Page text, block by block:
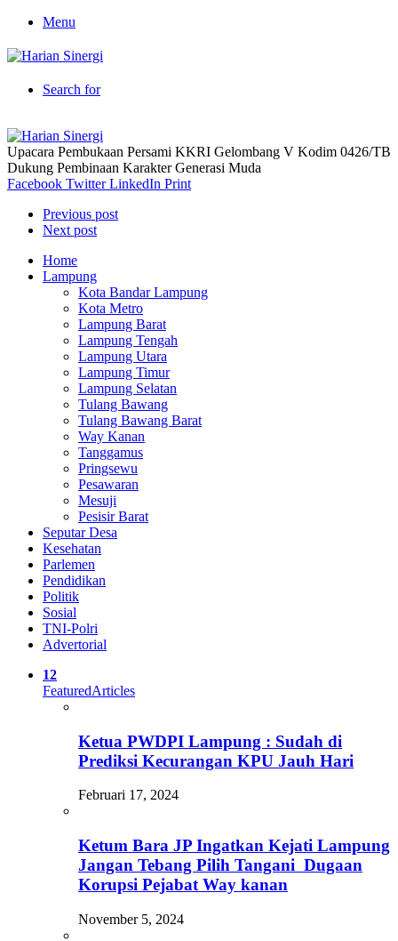
Menu
Search for
Upacara Pembukaan Persami KKRI Gelombang V Kodim 0426/TB
Dukung Pembinaan Karakter Generasi Muda
Facebook Twitter LinkedIn Print
Previous post
Next post
Home
Lampung
Kota Bandar Lampung
Kota Metro
Lampung Barat
Lampung Tengah
Lampung Utara
Lampung Timur
Lampung Selatan
Tulang Bawang
Tulang Bawang Barat
Way Kanan
Tanggamus
Pringsewu
Pesawaran
Mesuji
Pesisir Barat
Seputar Desa
Kesehatan
Parlemen
Pendidikan
Politik
Sosial
TNI-Polri
Advertorial
12
FeaturedArticles
Ketua PWDPI Lampung : Sudah di
Prediksi Kecurangan KPU Jauh Hari
Februari 17, 2024
Ketum Bara JP Ingatkan Kejati Lampung
Jangan Tebang Pilih Tangani Dugaan
Korupsi Pejabat Way kanan
November 5, 2024